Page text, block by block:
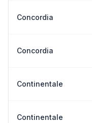
Concordia
Concordia
Continentale
Continentale